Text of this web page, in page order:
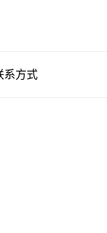
系方式